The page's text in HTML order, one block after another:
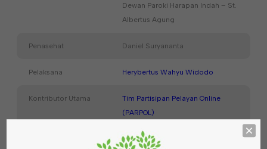
Dewan Paroki Harapan Indah – St.
Albertus Agung
Penasehat Daniel Suryananta
Pelaksana Herybertus Wahyu Widodo
Kontributor Utama
Tim Partisipan Pelayan Online
(PARPOL)